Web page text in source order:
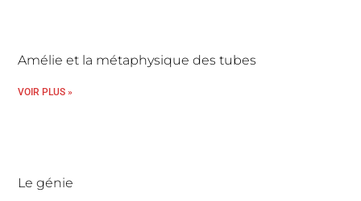
Amélie et la métaphysique des tubes
VOIR PLUS »
Le génie